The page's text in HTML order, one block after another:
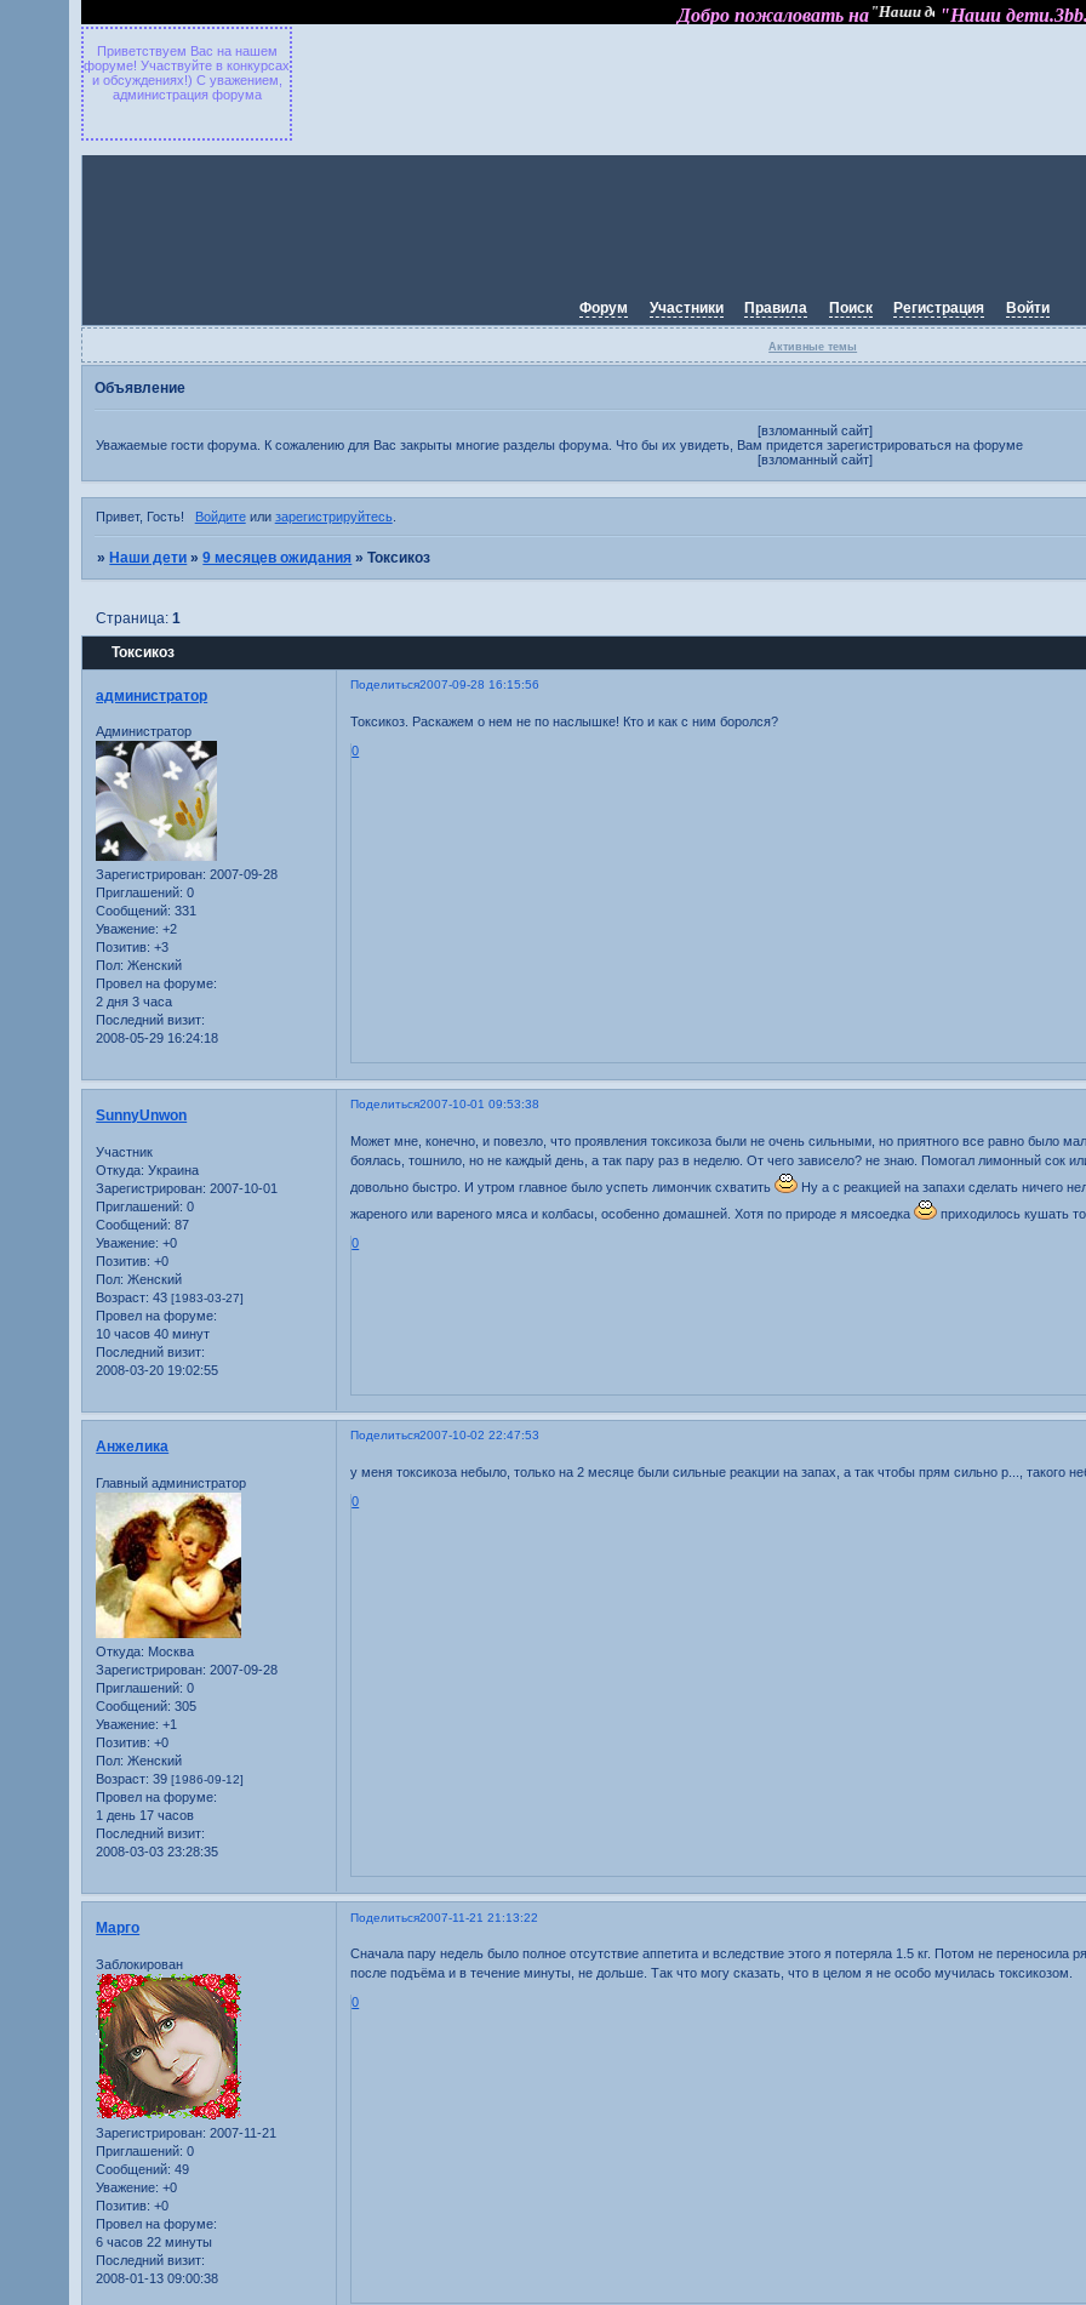
Добро пожаловать наДобро пожаловать на "Наши
"Наши
Приветствуем Вас на нашем
форуме! Участвуйте в конкурсах
и обсуждениях!) С уважением,
администрация форума
Форум Участники Правила Поиск Регистрация Войти
Активные темы
Объявление
[взломанный сайт]
Уважаемые гости форума. К сожалению для Вас закрыты многие разделы форума. Что бы их увидеть, Вам придется зарегистрироваться на форуме
[взломанный сайт]
Привет, Гость! Войдитеили зарегистрируйтесь.
»Наши дети »9 месяцев ожидания »Токсикоз
Токсикоз
Страница:1
Поделиться2007-09-28 16:15:56
администратор
Администратор
Зарегистрирован: 2007-09-28
Приглашений: 0
Сообщений: 331
Уважение: +2
Позитив: +3
Пол: Женский
Провел на форуме:
2 дня 3 часа
Последний визит:
2008-05-29 16:24:18
Токсикоз. Раскажем о нем не по наслышке! Кто и как с ним боролся?
0
Поделиться2007-10-01 09:53:38
SunnyUnwon
Участник
Откуда: Украина
Зарегистрирован: 2007-10-01
Приглашений: 0
Сообщений: 87
Уважение: +0
Позитив: +0
Пол: Женский
Возраст: 43[1983-03-27]
Провел на форуме:
10 часов 40 минут
Последний визит:
2008-03-20 19:02:55
Может мне, конечно, и повезло, что проявления токсикоза были не очень сильными, но приятного все равно было
боялась, тошнило, но не каждый день, а так пару раз в неделю. От чего зависело? не знаю. Помогал лимонный сок
довольно быстро. И утром главное было успеть лимончик схватить
Ну а с реакцией на запахи сделать ничего
жареного или вареного мяса и колбасы, особенно домашней. Хотя по природе я мясоедка
приходилось кушать
0
Поделиться2007-10-02 22:47:53
Анжелика
Главный администратор
Откуда: Москва
Зарегистрирован: 2007-09-28
Приглашений: 0
Сообщений: 305
Уважение: +1
Позитив: +0
Пол: Женский
Возраст: 39[1986-09-12]
Провел на форуме:
1 день 17 часов
Последний визит:
2008-03-03 23:28:35
у меня токсикоза небыло, только на 2 месяце были сильные реакции на запах, а так чтобы прям сильно р..., такого
0
Поделиться2007-11-21 21:13:22
Марго
Заблокирован
Зарегистрирован: 2007-11-21
Приглашений: 0
Сообщений: 49
Уважение: +0
Позитив: +0
Провел на форуме:
6 часов 22 минуты
Последний визит:
2008-01-13 09:00:38
Сначала пару недель было полное отсутствие аппетита и вследствие этого я потеряла 1.5 кг. Потом не переносила
после подъёма и в течение минуты, не дольше. Так что могу сказать, что в целом я не особо мучилась токсикозом.
0